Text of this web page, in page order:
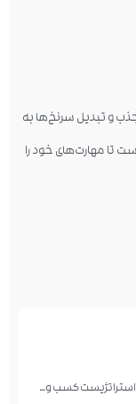
جذب و تبدیل سرنخ‌ها به
تا مهارت‌های خود را
دانش‌آموخته‌ی اقتصاد از دانشگاه فردوسی مشهد، استراتژیست کسب و کار، بیزینس مستر، متخصص خلق رشد (هک رشد) با بیش از ۱۴ سال تجربه